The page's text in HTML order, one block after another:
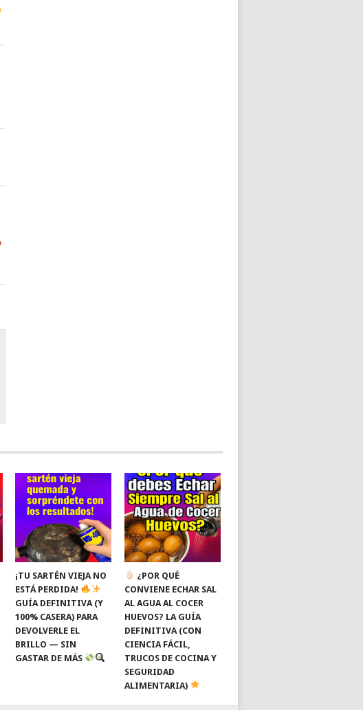
¡TU SARTÉN VIEJA NO
ESTÁ PERDIDA!
GUÍA DEFINITIVA (Y
100% CASERA) PARA
DEVOLVERLE EL
BRILLO — SIN
GASTAR DE MÁS
¿POR QUÉ
CONVIENE ECHAR SAL
AL AGUA AL COCER
HUEVOS? LA GUÍA
DEFINITIVA (CON
CIENCIA FÁCIL,
TRUCOS DE COCINA Y
SEGURIDAD
ALIMENTARIA)